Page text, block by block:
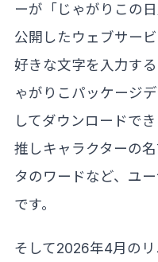
ーが「じゃがりこの
公開したウェブサービ
好きな文字を入力す
ゃがりこパッケージ
してダウンロードでき
推しキャラクターの
タのワードなど、ユ
です。
そして2026年4月の